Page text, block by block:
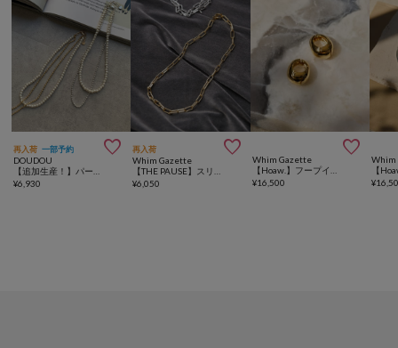
再入荷 一部予約 
DOUDOU
¥6,930
再入荷 
Whim Gazette
¥6,050

Whim Gazette
¥16,500
Whim
¥